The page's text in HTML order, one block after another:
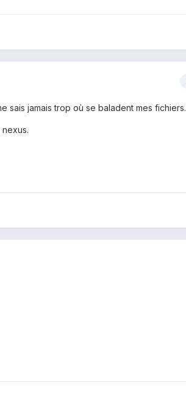
sais jamais trop où se baladent mes fichiers.